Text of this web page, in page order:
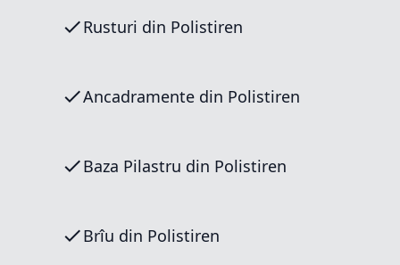
Rusturi din Polistiren
Ancadramente din Polistiren
Baza Pilastru din Polistiren
Brîu din Polistiren